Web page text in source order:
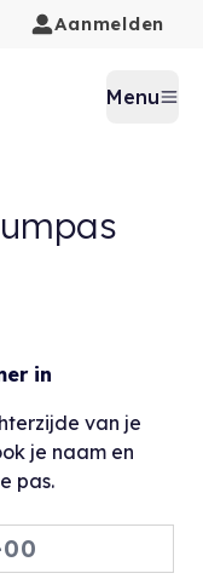
Aanmelden
Menu
in
van je
je naam en
pas.